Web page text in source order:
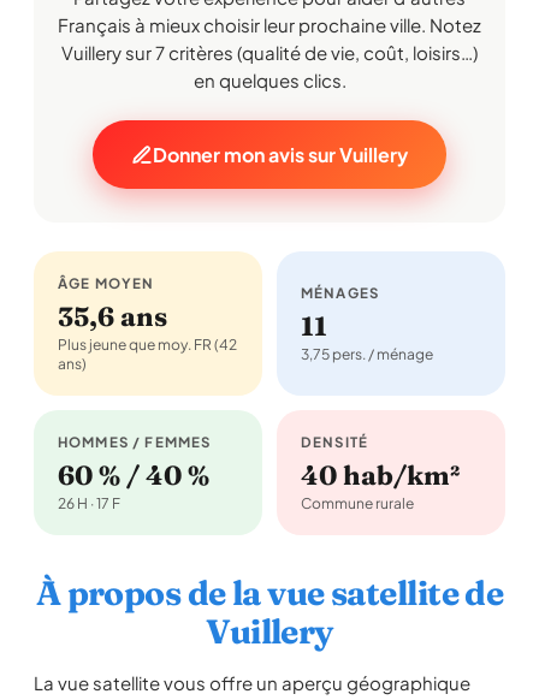
Français à mieux choisir leur prochaine ville. Notez
Vuillery sur 7 critères (qualité de vie, coût, loisirs…)
en quelques clics.
Donner mon avis sur Vuillery
ÂGE MOYEN
35,6 ans
Plus jeune que moy. FR (42
ans)
MÉNAGES
11
3,75 pers. / ménage
HOMMES / FEMMES
60 % / 40 %
26 H · 17 F
DENSITÉ
40 hab/km²
Commune rurale
À propos de la vue satellite de
Vuillery
La vue satellite vous offre un aperçu géographique